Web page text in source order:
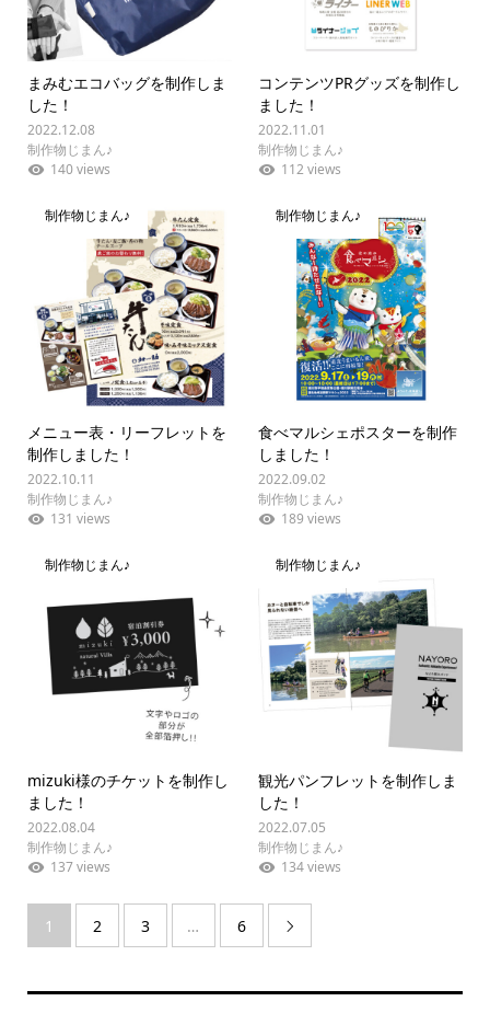
まみむエコバッグを制作しま
した！
2022.12.08
制作物じまん♪
140 views
コンテンツPRグッズを制作し
ました！
2022.11.01
制作物じまん♪
112 views
制作物じまん♪
メニュー表・リーフレットを
制作しました！
2022.10.11
制作物じまん♪
131 views
制作物じまん♪
食べマルシェポスターを制作
しました！
2022.09.02
制作物じまん♪
189 views
制作物じまん♪
mizuki様のチケットを制作し
ました！
2022.08.04
制作物じまん♪
137 views
制作物じまん♪
観光パンフレットを制作しま
した！
2022.07.05
制作物じまん♪
134 views
1 2 3 … 6 